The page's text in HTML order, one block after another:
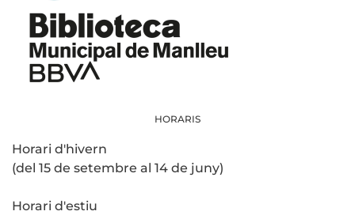
HORARIS
Horari d'hivern
(del 15 de setembre al 14 de juny)
Horari d'estiu